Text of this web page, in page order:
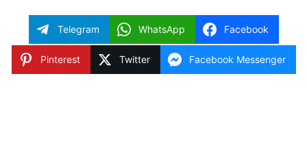
Telegram WhatsApp Facebook
Pinterest Twitter Facebook Messenger